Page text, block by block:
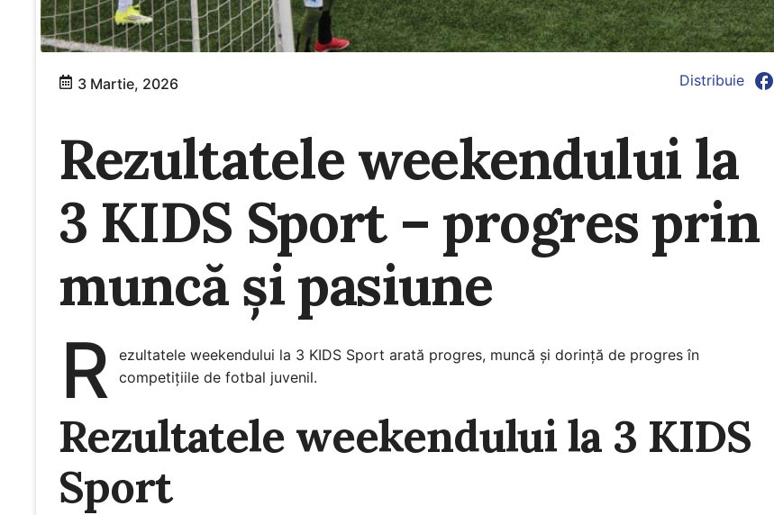
3 Martie, 2026 Distribuie facebook
Rezultatele weekendului la
3 KIDS Sport – progres prin
muncă și pasiune
R ezultatele weekendului la 3 KIDS Sport arată progres, muncă și dorință de progres în
competițiile de fotbal juvenil.
Rezultatele weekendului la 3 KIDS
Sport